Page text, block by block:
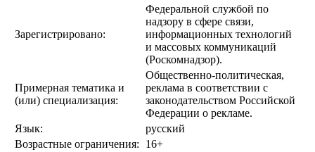
Зарегистрировано:
Федеральной службой по
надзору в сфере связи,
информационных технологий
и массовых коммуникаций
(Роскомнадзор).
Примерная тематика и
(или) специализация:
Общественно-политическая,
реклама в соответствии с
законодательством Российской
Федерации о рекламе.
Язык:
русский
Возрастные ограничения:
16+